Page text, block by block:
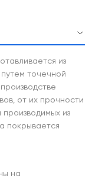
из
точечной
от их прочности
из
покрывается
на